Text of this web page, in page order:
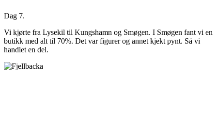
Dag 7.
Vi kjørte fra Lysekil til Kungshamn og Smøgen. I Smøgen fant vi en
butikk med alt til 70%. Det var figurer og annet kjekt pynt. Så vi
handlet en del.